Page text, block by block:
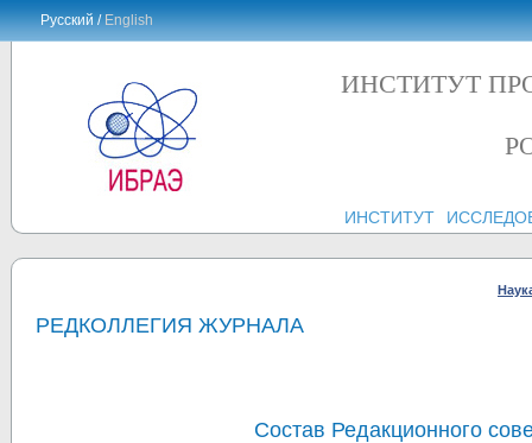
Русский /English
ИНСТИТУТ
ИНСТИТУТ
РЕДКОЛЛЕГИЯ ЖУРНАЛА
Состав Редакционного